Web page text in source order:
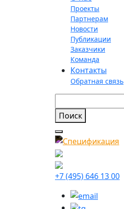
Проекты
Партнерам
Новости
Публикации
Заказчики
Команда
Контакты
Обратная связь
+7 (495) 646 13 00